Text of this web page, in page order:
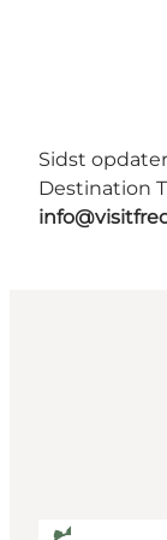
Sidst
Destination